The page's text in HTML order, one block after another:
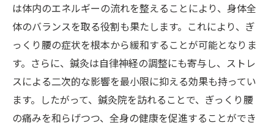
は体内のエネルギーの流れを整えることにより、身体全
体のバランスを取る役割も果たします。これにより、ぎ
っくり腰の症状を根本から緩和することが可能となりま
す。さらに、鍼灸は自律神経の調整にも寄与し、ストレ
スによる二次的な影響を最小限に抑える効果も持ってい
ます。したがって、鍼灸院を訪れることで、ぎっくり腰
の痛みを和らげつつ、全身の健康を促進することができ